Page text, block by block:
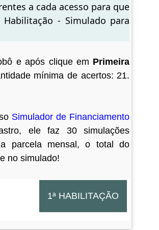
a cada acesso para que
- Simulado para
e após clique em Primeira
mínima de acertos: 21.
Simulador de Financiamento
ele faz 30 simulações
parcela mensal, o total do
no simulado!